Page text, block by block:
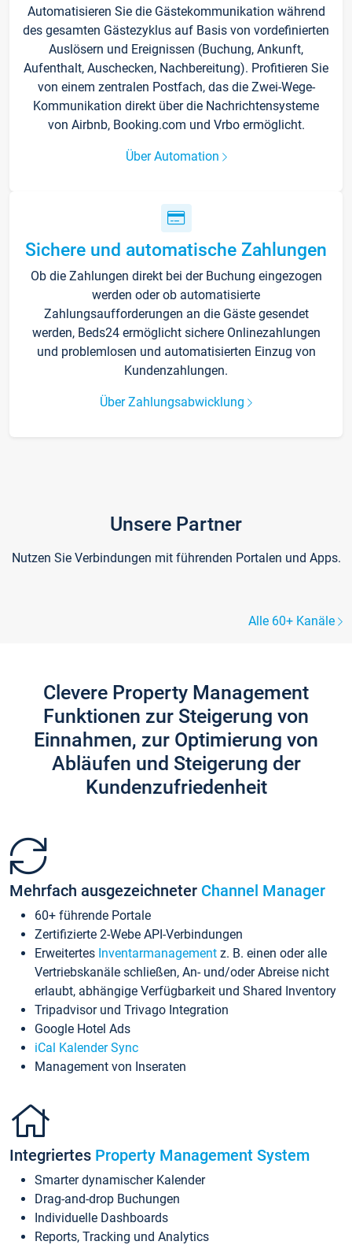
Automatisieren Sie die Gästekommunikation während
des gesamten Gästezyklus auf Basis von vordefinierten
Auslösern und Ereignissen (Buchung, Ankunft,
Aufenthalt, Auschecken, Nachbereitung). Profitieren Sie
von einem zentralen Postfach, das die Zwei-Wege-
Kommunikation direkt über die Nachrichtensysteme
von Airbnb, Booking.com und Vrbo ermöglicht.
Über Automation
Sichere und automatische Zahlungen
Ob die Zahlungen direkt bei der Buchung eingezogen
werden oder ob automatisierte
Zahlungsaufforderungen an die Gäste gesendet
werden, Beds24 ermöglicht sichere Onlinezahlungen
und problemlosen und automatisierten Einzug von
Kundenzahlungen.
Über Zahlungsabwicklung
Unsere Partner
Nutzen Sie Verbindungen mit führenden Portalen und Apps.
Alle 60+ Kanäle
Clevere Property Management
Funktionen zur Steigerung von
Einnahmen, zur Optimierung von
Abläufen und Steigerung der
Kundenzufriedenheit
Mehrfach ausgezeichneter Channel Manager
60+ führende Portale
Zertifizierte 2-Webe API-Verbindungen
Erweitertes Inventarmanagement z. B. einen oder alle
Vertriebskanäle schließen, An- und/oder Abreise nicht
erlaubt, abhängige Verfügbarkeit und Shared Inventory
Tripadvisor und Trivago Integration
Google Hotel Ads
iCal Kalender Sync
Management von Inseraten
Integriertes Property Management System
Smarter dynamischer Kalender
Drag-and-drop Buchungen
Individuelle Dashboards
Reports, Tracking und Analytics